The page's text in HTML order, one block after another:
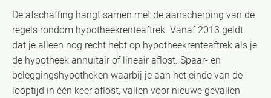
De afschaffing hangt samen met de aanscherping van de
regels rondom hypotheekrenteaftrek. Vanaf 2013 geldt
dat je alleen nog recht hebt op hypotheekrenteaftrek als je
de hypotheek annuïtair of lineair aflost. Spaar- en
beleggingshypotheken waarbij je aan het einde van de
looptijd in één keer aflost, vallen voor nieuwe gevallen